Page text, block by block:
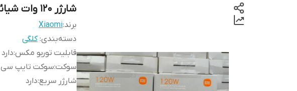
شارژر 120 وات شیائومی کلگی +کابل
برند:Xiaomi
دسته‌بندی:کلگی
قابلیت توربو مکس:دارد
سوکت:سوکت تایپ سی
شارژر سریع:دارد